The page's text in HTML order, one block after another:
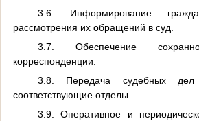
3.6. Информирование
рассмотрения их обращений в суд.
3.7. Обеспечение
корреспонденции.
3.8. Передача судебных
соответствующие отделы.
3.9. Оперативное и